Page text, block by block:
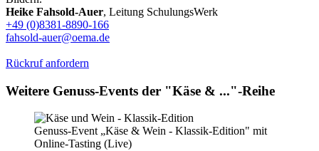
Heike Fahsold-Auer, Leitung SchulungsWerk
+49 (0)8381-8890-166
fahsold-auer@oema.de
Rückruf anfordern
Weitere Genuss-Events der "Käse & ..."-Reihe
Genuss-Event „Käse & Wein - Klassik-Edition" mit
Online-Tasting (Live)